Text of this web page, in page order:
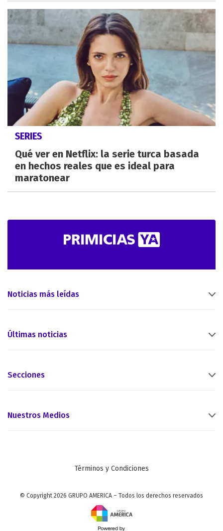
SERIES
Qué ver en Netflix: la serie turca basada
en hechos reales que es ideal para
maratonear
Noticias más leídas
Últimas noticias
Secciones
Nuestros Medios
Términos y Condiciones
© Copyright 2026 GRUPO AMERICA – Todos los derechos reservados